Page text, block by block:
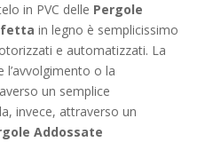
in PVC delle Pergole
in legno è semplicissimo
e automatizzati. La
l’avvolgimento o la
un semplice
invece, attraverso un
Addossate